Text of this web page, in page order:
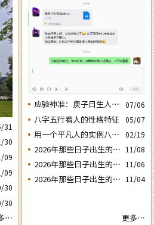
31
30
09
09
30
30
…
应验神准：庚子日生人丙
午流年运势判断的应验结
07/06
八字五行看人的性格特征 05/07
用一个平凡人的实例八字
论断2026马年的流年运势
02/19
2026年那些日子出生的人
会大不利之四：‘庚子’
11/08
2026年那些日子出生的人
会大不利之三：‘丙子’
11/06
2026年那些日子出生的人 11/04
更多…